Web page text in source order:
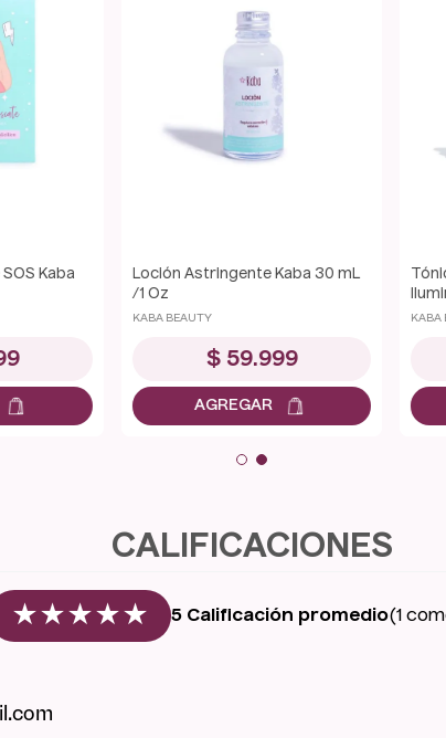
Mascarilla Facial Golden Kaba
200 mL
KABA BEAUTY
$ 34.999
200
KABA
★★★★★ 5 Calificación promedio(1